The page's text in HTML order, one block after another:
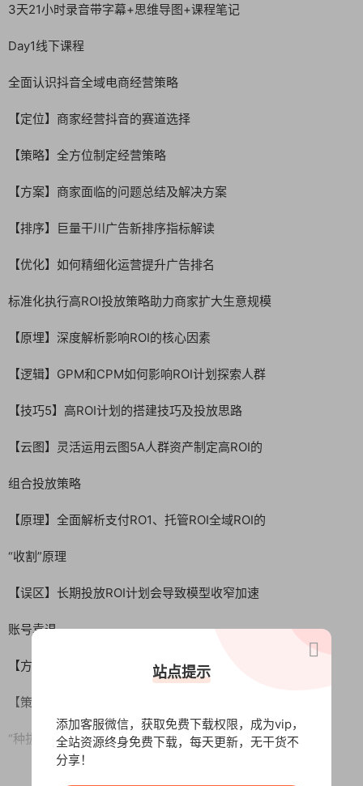
3天21小时录音带字幕+思维导图+课程笔记
Day1线下课程
全面认识抖音全域电商经营策略
【定位】商家经营抖音的赛道选择
【策略】全方位制定经营策略
【方案】商家面临的问题总结及解决方案
【排序】巨量干川广告新排序指标解读
【优化】如何精细化运营提升广告排名
标准化执行高ROI投放策略助力商家扩大生意规模
【原埋】深度解析影响ROI的核心因素
【逻辑】GPM和CPM如何影响ROI计划探索人群
【技巧5】高ROI计划的搭建技巧及投放思路
【云图】灵活运用云图5A人群资产制定高ROI的
组合投放策略
【原理】全面解析支付RO1、托管ROI全域ROI的
“收割”原理
【误区】长期投放ROI计划会导致模型收窄加速
账号袁退
【方案】如何通过计划和素材有效拓宽人群
【策路】“种草计划”“拔草计划”
“种拔一体计划”的投放策略
站点提示
添加客服微信，获取免费下载权限，成为vip，
全站资源终身免费下载，每天更新，无干货不
分享！